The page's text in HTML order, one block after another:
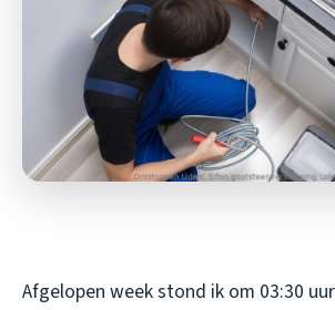
Afgelopen week stond ik om 03:30